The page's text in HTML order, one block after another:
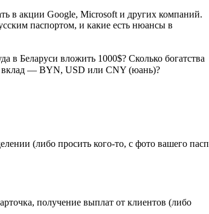
в акции Google, Microsoft и других компаний.
паспортом, и какие есть нюансы в
Беларуси вложить 1000$? Сколько богатства
вклад — BYN, USD или CNY (юань)?
(либо просить кого-то, с фото вашего
получение выплат от клиентов (либо